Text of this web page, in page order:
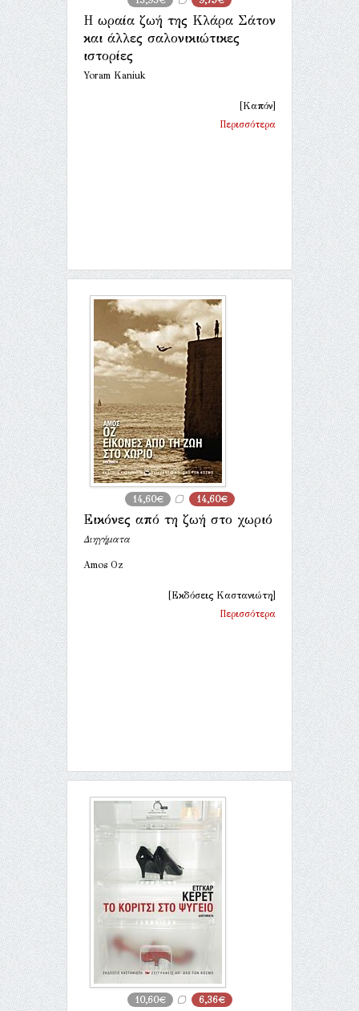
Η ωραία ζωή της Κλάρα Σάτον
και άλλες σαλονικιώτικες
ιστορίες
Yoram Kaniuk
[Καπόν]
Περισσότερα
14,60€ 14,60€
Εικόνες από τη ζωή στο χωριό
Διηγήματα
Amos Oz
[Εκδόσεις Καστανιώτη]
Περισσότερα
10,60€ 6,36€